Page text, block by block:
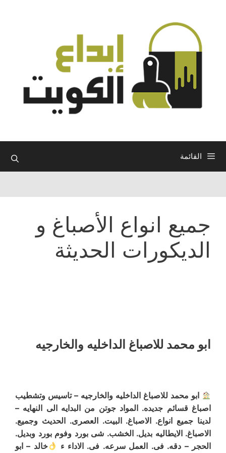
القائمة
جميع انواع الأصباغ و
الديكورات الحديثة
ابو محمد للاصباغ الداخليه والخارجيه
ابو محمد للاصباغ الداخليه والخارجيه – تاسيس وتشطيب
اصباغ قسائم جديده. المواد جوتن من البدايه الى النهايه –
لدينا جميع انواع. الاصباغ. البيت. العصرى. الحديث وجميع.
الاصباغ. الايطاليه بديل. الخشب. شى بورد وفوم بورد وبديل.
الحجر – دقه. فى. العمل سرعه. فى. الاداء ء
خالد – ابو